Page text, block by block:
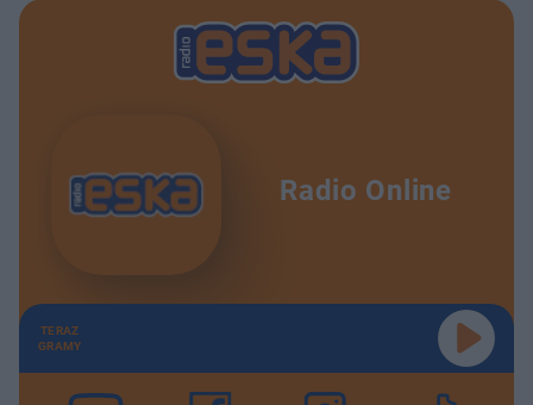
Radio Online
TERAZ
GRAMY